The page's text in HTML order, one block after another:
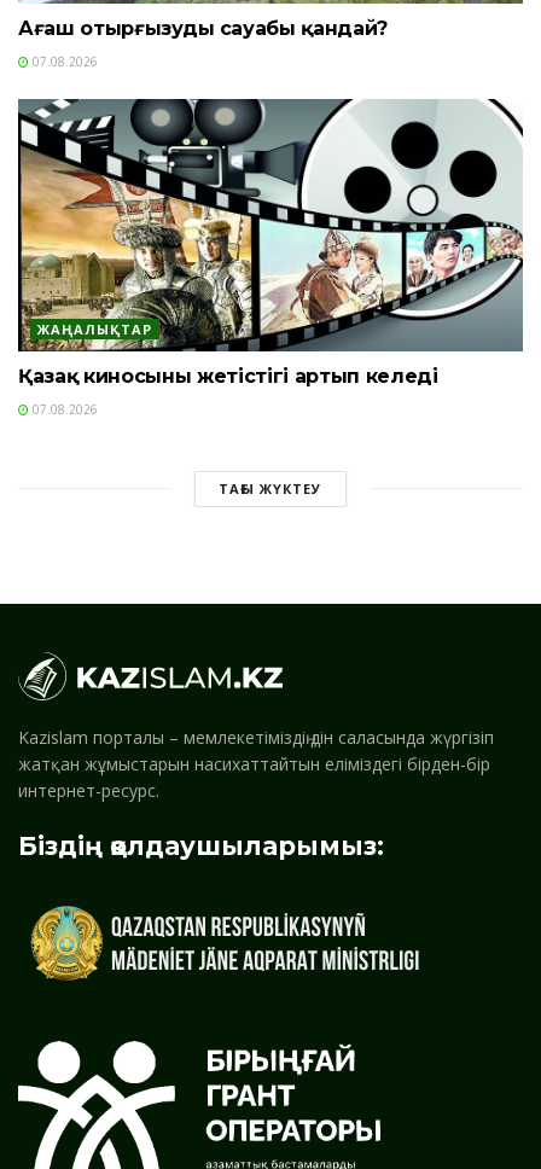
Ағаш отырғызудың сауабы қандай?
07.08.2026
ЖАҢАЛЫҚТАР
Қазақ киносының жетістігі артып келеді
07.08.2026
ТАҒЫ ЖҮКТЕУ
Kazislam порталы – мемлекетіміздің дін саласында жүргізіп
жатқан жұмыстарын насихаттайтын еліміздегі бірден-бір
интернет-ресурс.
Біздің қолдаушыларымыз: